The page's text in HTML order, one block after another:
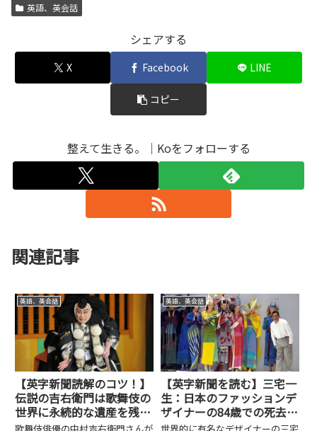
英語、英会話
シェアする
X Facebook LINE
コピー
整えて生きる。｜Koをフォローする
関連記事
英語、英会話
【英字新聞読解のコツ！】
伝説の吉右衛門は歌舞伎の
世界に永続的な遺産を残し
ます！
英語、英会話
【英字新聞を読む】三宅一
生：日本のファッションデ
ザイナーの84歳での死去を
BBCが報道